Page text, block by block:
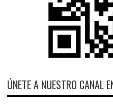
ÚNETE A NUESTRO CANAL